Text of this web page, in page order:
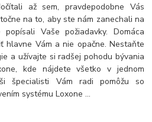
až sem, pravdepodobne Vás
na to, aby ste nám zanechali na
Vaše požiadavky. Domáca
hlavne Vám a nie opačne. Nestaňte
a užívajte si radšej pohodu bývania
kde nájdete všetko v jednom
špecialisti Vám radi pomôžu so
systému Loxone ...